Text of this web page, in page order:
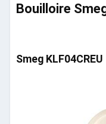
Bouilloire
Smeg KLF04CREU